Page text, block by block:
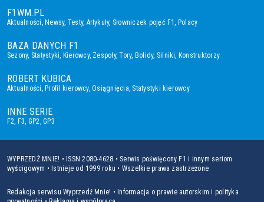
F1WM.PL
Aktualności, Newsy, Testy, Artykuły, Słowniczek pojęć F1, Polacy
BAZA DANYCH F1
Sezony, Statystyki, Kierowcy, Zespoły,Tory, Bolidy, Silniki, Konstruktorzy
ROBERT KUBICA
Aktualności, Profil kierowcy,Osiągnięcia, Statystyki kierowcy
INNE SERIE
F2, F3, GP2,GP3
WYPRZEDŹ MNIE! • ISSN 2080-4628 • Serwis poświęcony F1 i innym seriom
wyścigowym • Istnieje od 1999 roku • Wszelkie prawa zastrzeżone
Redakcja serwisu Wyprzedź Mnie! • Informacja o prawie autorskim i polityka